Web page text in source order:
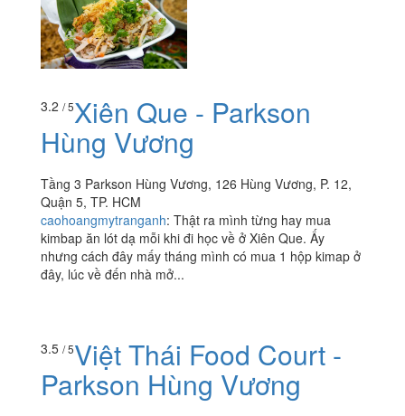
3.2 / 5Xiên Que - Parkson
Hùng Vương
Tầng 3 Parkson Hùng Vương, 126 Hùng Vương, P. 12,
Quận 5, TP. HCM
caohoangmytranganh: Thật ra mình từng hay mua
kimbap ăn lót dạ mỗi khi đi học về ở Xiên Que. Ấy
nhưng cách đây mấy tháng mình có mua 1 hộp kimap ở
đây, lúc về đến nhà mở...